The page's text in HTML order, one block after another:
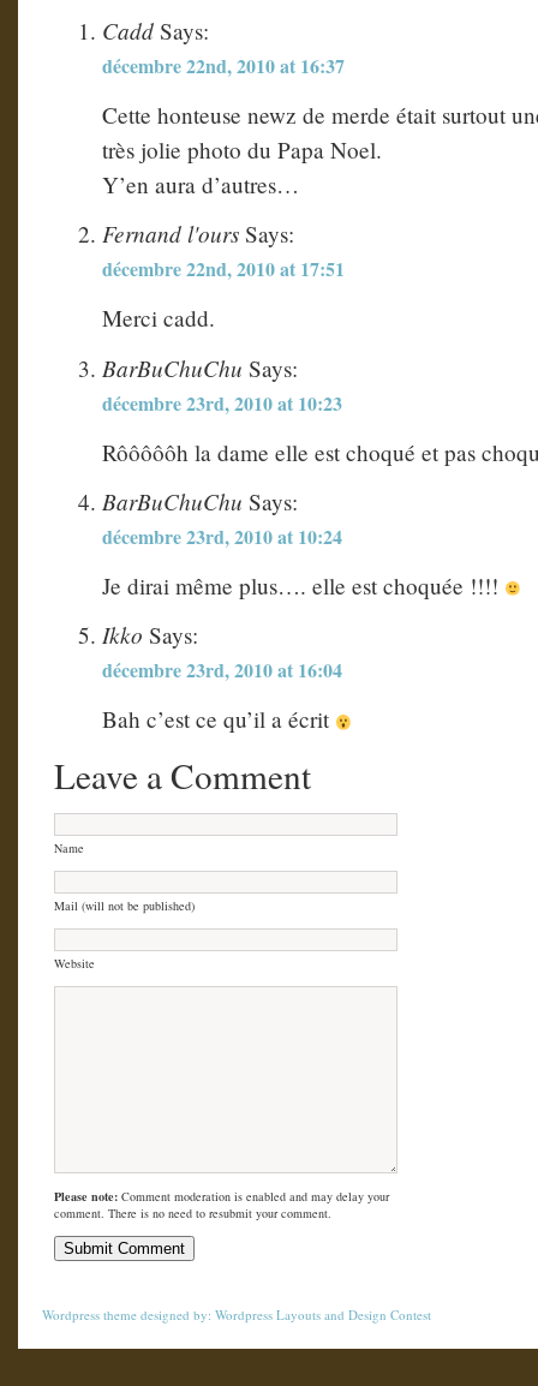
Cadd Says:
décembre 22nd, 2010 at 16:37
Cette honteuse newz de merde était surtout
très jolie photo du Papa Noel.
Y’en aura d’autres…
Fernand l'ours Says:
décembre 22nd, 2010 at 17:51
Merci cadd.
BarBuChuChu Says:
décembre 23rd, 2010 at 10:23
Rôôôôôh la dame elle est choqué et pas
BarBuChuChu Says:
décembre 23rd, 2010 at 10:24
Je dirai même plus…. elle est choquée !!!!
Ikko Says:
décembre 23rd, 2010 at 16:04
Bah c’est ce qu’il a écrit
Leave a Comment
Name
Mail (will not be published)
Website
Please note: Comment moderation is enabled and may delay your
comment. There is no need to resubmit your comment.
Wordpress theme designed by: Wordpress Layouts and Design Contest